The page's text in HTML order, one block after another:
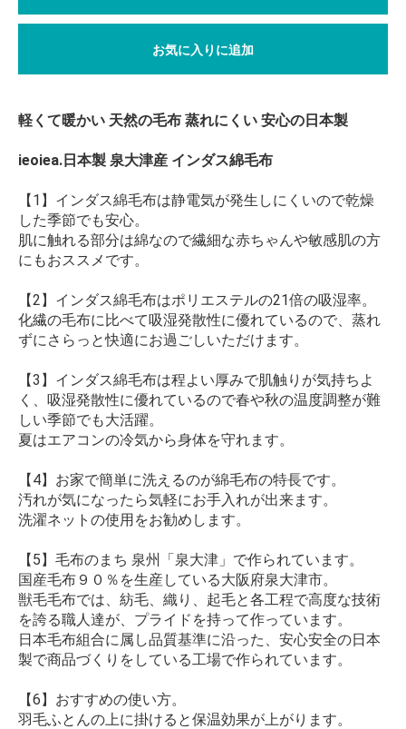
お気に入りに追加
軽くて暖かい 天然の毛布 蒸れにくい 安心の日本製
ieoiea.日本製 泉大津産 インダス綿毛布
【1】インダス綿毛布は静電気が発生しにくいので乾燥
した季節でも安心。
肌に触れる部分は綿なので繊細な赤ちゃんや敏感肌の方
にもおススメです。
【2】インダス綿毛布はポリエステルの21倍の吸湿率。
化繊の毛布に比べて吸湿発散性に優れているので、蒸れ
ずにさらっと快適にお過ごしいただけます。
【3】インダス綿毛布は程よい厚みで肌触りが気持ちよ
く、吸湿発散性に優れているので春や秋の温度調整が難
しい季節でも大活躍。
夏はエアコンの冷気から身体を守れます。
【4】お家で簡単に洗えるのが綿毛布の特長です。
汚れが気になったら気軽にお手入れが出来ます。
洗濯ネットの使用をお勧めします。
【5】毛布のまち 泉州「泉大津」で作られています。
国産毛布９０％を生産している大阪府泉大津市。
獣毛毛布では、紡毛、織り、起毛と各工程で高度な技術
を誇る職人達が、プライドを持って作っています。
日本毛布組合に属し品質基準に沿った、安心安全の日本
製で商品づくりをしている工場で作られています。
【6】おすすめの使い方。
羽毛ふとんの上に掛けると保温効果が上がります。